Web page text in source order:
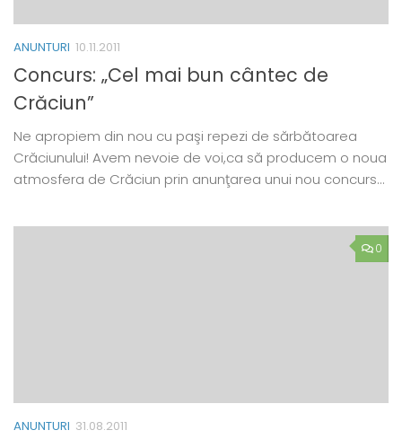
ANUNTURI 10.11.2011
Concurs: „Cel mai bun cântec de
Crăciun”
Ne apropiem din nou cu paşi repezi de sărbătoarea
Crăciunului! Avem nevoie de voi,ca să producem o noua
atmosfera de Crăciun prin anunţarea unui nou concurs…
0
ANUNTURI 31.08.2011